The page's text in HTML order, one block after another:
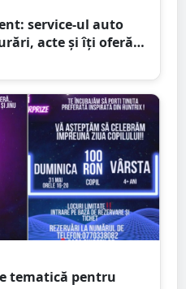
service-ul auto
acte și îți oferă
tematică pentru